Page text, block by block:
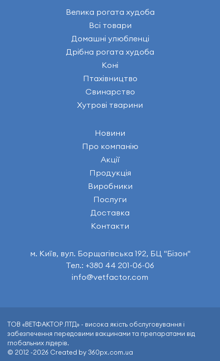
Велика рогата худоба
Всі товари
Домашні улюбленці
Дрібна рогата худоба
Коні
Птахівництво
Свинарство
Хутрові тварини
Новини
Про компанію
Акції
Продукція
Виробники
Послуги
Доставка
Контакти
м. Київ, вул. Борщагівська 192, БЦ "Бізон"
Тел.: +380 44 201-06-06
info@vetfactor.com
ТОВ «ВЕТФАКТОР ЛТД» - висока якість обслуговування і
забезпечення передовими вакцинами та препаратами від
глобальних лідерів.
© 2012 -2026 Created by 360px.com.ua